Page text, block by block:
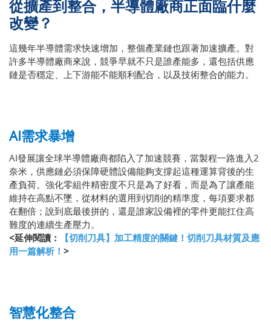
從擴產到整合，半導體廠商正面臨什麼
改變？
這幾年半導體需求快速增加，整個產業鏈也跟著加速擴產。對
許多半導體廠商來說，競爭早就不只是誰產能多，還包括供應
鏈是否穩定、上下游能不能順利配合，以及技術整合的能力。
AI需求暴增
AI發展讓全球半導體廠商都陷入了加速競賽，當製程一路進入2
奈米，供應鏈必須保障硬體設備能夠支撐起這種運算背後的生
產負荷。強化零組件精密度不只是為了好看，而是為了讓產能
維持在高點不墜，從材料的選用到切削的精準度，每項要求都
在翻倍；說到底最後拼的，還是誰家設備裡的零件更能扛住高
難度的連續生產壓力。
<延伸閱讀：
【切削刀具】加工精度的關鍵！切削刀具材質及應
用一篇解析！ >
智慧化整合